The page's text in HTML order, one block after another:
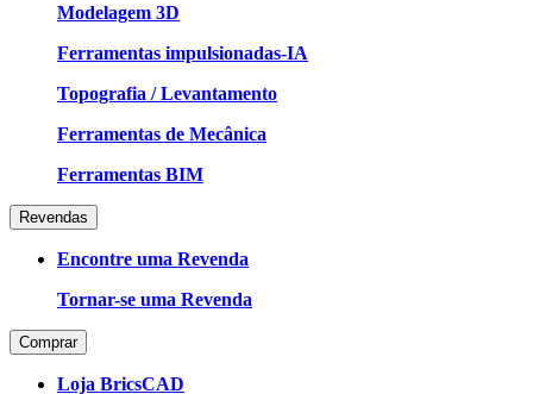
Modelagem 3D
Ferramentas impulsionadas-IA
Topografia / Levantamento
Ferramentas de Mecânica
Ferramentas BIM
Revendas
Encontre uma Revenda
Tornar-se uma Revenda
Comprar
Loja BricsCAD